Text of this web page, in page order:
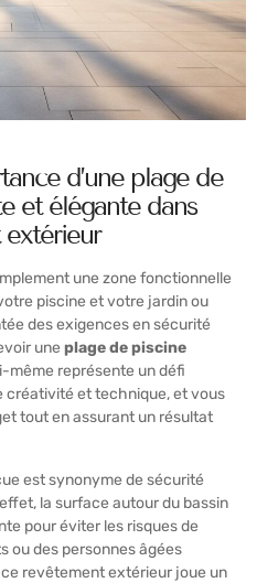
d’une plage de
et élégante dans
une zone fonctionnelle
piscine et votre jardin ou
des exigences en sécurité
une plage de piscine
même représente un défi
créativité et technique, et vous
tout en assurant un résultat
est synonyme de sécurité
la surface autour du bassin
pour éviter les risques de
ou des personnes âgées
revêtement extérieur joue un